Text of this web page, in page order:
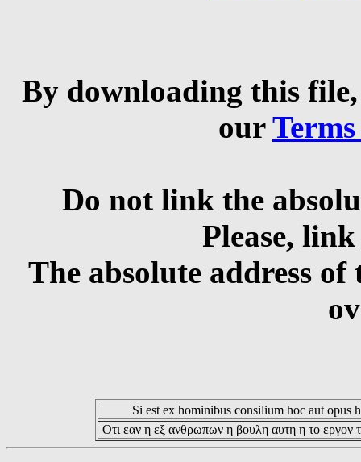
By downloading this
our
Do not link the
Please,
The absolute address
Si est ex hominibus consilium hoc aut opus
Οτι εαν η εξ ανθρωπων η βουλη αυτη η το εργον